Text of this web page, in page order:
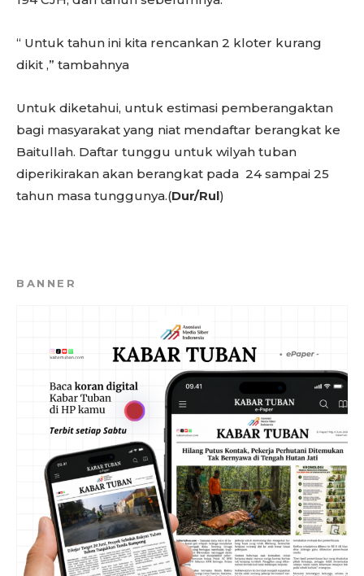
“ Untuk tahun ini kita rencankan 2 kloter kurang
dikit ,” tambahnya
Untuk diketahui, untuk estimasi pemberangaktan
bagi masyarakat yang niat mendaftar berangkat ke
Baitullah. Daftar tunggu untuk wilyah tuban
diperikirakan akan berangkat pada 24 sampai 25
tahun masa tunggunya.(Dur/Rul)
BANNER